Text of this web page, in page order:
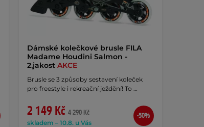
Dámské kolečkové brusle FILA
Madame Houdini Salmon -
2.jakost AKCE
Brusle se 3 způsoby sestavení koleček
pro freestyle i rekreační ježdění! To …
2 149 Kč 4 290 Kč
skladem – 10.8. u Vás
-50%